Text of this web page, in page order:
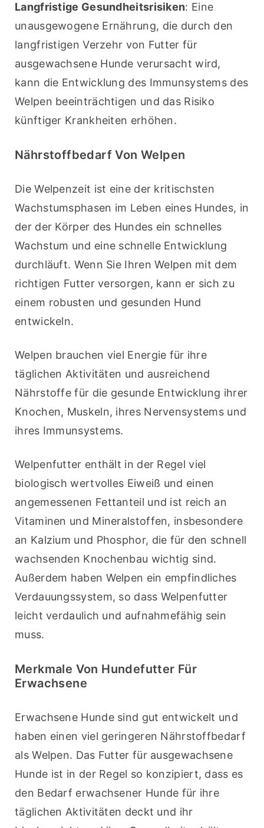
Langfristige Gesundheitsrisiken: Eine
unausgewogene Ernährung, die durch den
langfristigen Verzehr von Futter für
ausgewachsene Hunde verursacht wird,
kann die Entwicklung des Immunsystems des
Welpen beeinträchtigen und das Risiko
künftiger Krankheiten erhöhen.
Nährstoffbedarf Von Welpen
Die Welpenzeit ist eine der kritischsten
Wachstumsphasen im Leben eines Hundes, in
der der Körper des Hundes ein schnelles
Wachstum und eine schnelle Entwicklung
durchläuft. Wenn Sie Ihren Welpen mit dem
richtigen Futter versorgen, kann er sich zu
einem robusten und gesunden Hund
entwickeln.
Welpen brauchen viel Energie für ihre
täglichen Aktivitäten und ausreichend
Nährstoffe für die gesunde Entwicklung ihrer
Knochen, Muskeln, ihres Nervensystems und
ihres Immunsystems.
Welpenfutter enthält in der Regel viel
biologisch wertvolles Eiweiß und einen
angemessenen Fettanteil und ist reich an
Vitaminen und Mineralstoffen, insbesondere
an Kalzium und Phosphor, die für den schnell
wachsenden Knochenbau wichtig sind.
Außerdem haben Welpen ein empfindliches
Verdauungssystem, so dass Welpenfutter
leicht verdaulich und aufnahmefähig sein
muss.
Merkmale Von Hundefutter Für
Erwachsene
Erwachsene Hunde sind gut entwickelt und
haben einen viel geringeren Nährstoffbedarf
als Welpen. Das Futter für ausgewachsene
Hunde ist in der Regel so konzipiert, dass es
den Bedarf erwachsener Hunde für ihre
täglichen Aktivitäten deckt und ihr